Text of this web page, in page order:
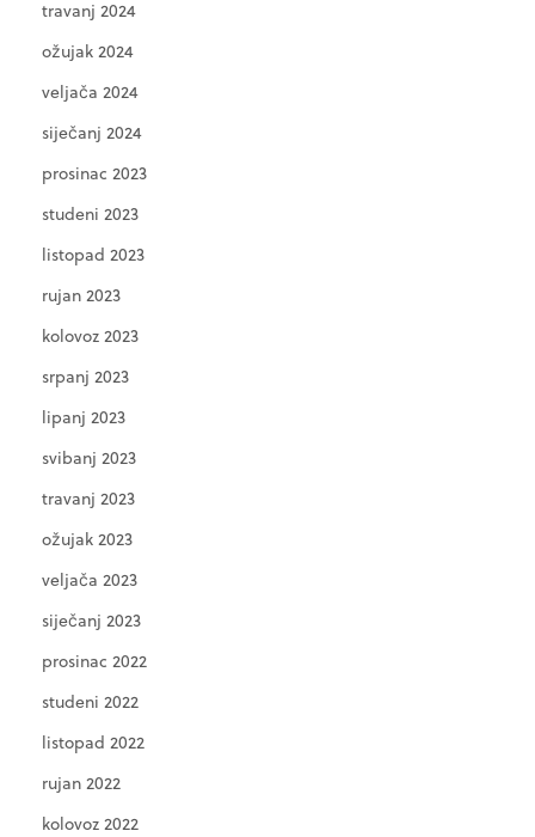
travanj 2024
ožujak 2024
veljača 2024
siječanj 2024
prosinac 2023
studeni 2023
listopad 2023
rujan 2023
kolovoz 2023
srpanj 2023
lipanj 2023
svibanj 2023
travanj 2023
ožujak 2023
veljača 2023
siječanj 2023
prosinac 2022
studeni 2022
listopad 2022
rujan 2022
kolovoz 2022